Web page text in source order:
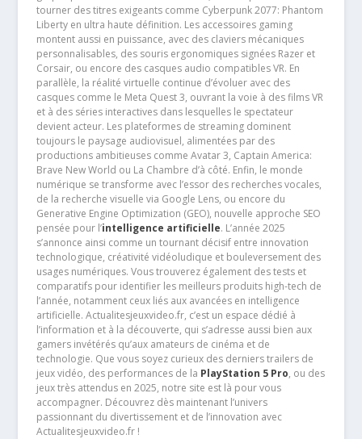
tourner des titres exigeants comme Cyberpunk 2077: Phantom
Liberty en ultra haute définition. Les accessoires gaming
montent aussi en puissance, avec des claviers mécaniques
personnalisables, des souris ergonomiques signées Razer et
Corsair, ou encore des casques audio compatibles VR. En
parallèle, la réalité virtuelle continue d’évoluer avec des
casques comme le Meta Quest 3, ouvrant la voie à des films VR
et à des séries interactives dans lesquelles le spectateur
devient acteur. Les plateformes de streaming dominent
toujours le paysage audiovisuel, alimentées par des
productions ambitieuses comme Avatar 3, Captain America:
Brave New World ou La Chambre d’à côté. Enfin, le monde
numérique se transforme avec l’essor des recherches vocales,
de la recherche visuelle via Google Lens, ou encore du
Generative Engine Optimization (GEO), nouvelle approche SEO
pensée pour l’intelligence artificielle. L’année 2025
s’annonce ainsi comme un tournant décisif entre innovation
technologique, créativité vidéoludique et bouleversement des
usages numériques. Vous trouverez également des tests et
comparatifs pour identifier les meilleurs produits high-tech de
l’année, notamment ceux liés aux avancées en intelligence
artificielle. Actualitesjeuxvideo.fr, c’est un espace dédié à
l’information et à la découverte, qui s’adresse aussi bien aux
gamers invétérés qu’aux amateurs de cinéma et de
technologie. Que vous soyez curieux des derniers trailers de
jeux vidéo, des performances de la PlayStation 5 Pro, ou des
jeux très attendus en 2025, notre site est là pour vous
accompagner. Découvrez dès maintenant l’univers
passionnant du divertissement et de l’innovation avec
Actualitesjeuxvideo.fr !